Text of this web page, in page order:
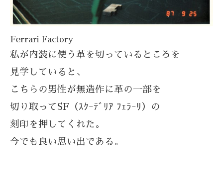
Ferrari Factory
私が内装に使う革を切っているところを
見学していると、
こちらの男性が無造作に革の一部を
切り取ってSF（ｽｸｰﾃﾞﾘｱ ﾌｪﾗｰﾘ）の
刻印を押してくれた。
今でも良い思い出である。